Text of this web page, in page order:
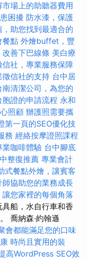
場上的助聽器費用
困擾 防水漆，保護
助您找到最適合的
餐點 外燴buffet，豐
善下巴線條 美白療
信社，專業服務保障
信社的支持 台中居
南清潔公司，為您的
胞證的申請流程 永和
照顧 辦護照需要攜
第一頁的SEO優化技
務 經絡按摩證照課程
業咖啡體驗 台中腳底
整復推薦 專業會計
式餐點外燴，讓賓客
協助您的業務成長
您家裡的每個角落
船，水自行車和香
喬納森·約翰遜
會都能滿足您的口味
時尚且實用的裝
高WordPress SEO效